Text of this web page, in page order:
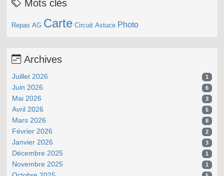
Mots clés
Repas AG Carte Circuit Astuce Photo
Archives
Juillet 2026 1
Juin 2026 6
Mai 2026 3
Avril 2026 5
Mars 2026 8
Février 2026 2
Janvier 2026 3
Décembre 2025 1
Novembre 2025 1